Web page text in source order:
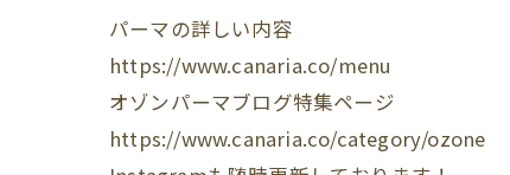
パーマの詳しい内容
https://www.canaria.co/menu
オゾンパーマブログ特集ページ
https://www.canaria.co/category/ozone